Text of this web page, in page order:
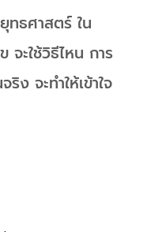
ทธศาสตร์ ใน
ะใช้วิธีไหน การ
ง จะทำให้เข้าใจ